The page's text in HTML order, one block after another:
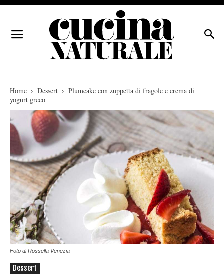
Home Dessert
Plumcake con zuppetta di fragole e crema di
yogurt greco
Foto di Rossella Venezia
Dessert